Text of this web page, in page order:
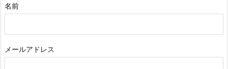
名前
メールアドレス